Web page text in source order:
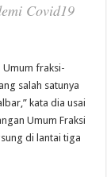
Covid19
Umum fraksi-
salah satunya
kata dia usai
Umum Fraksi
di lantai tiga